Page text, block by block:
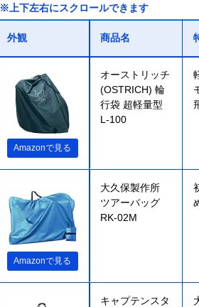
※上下左右にスクロールできます
外観 商品名
Amazonで見る
オーストリッチ
(OSTRICH) 輪
行袋 超軽量型
L-100
Amazonで見る
大久保製作所
ツアーバッグ
RK-02M
キャプテンスタ